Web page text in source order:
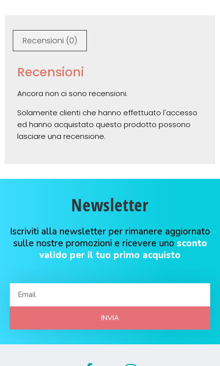
Recensioni (0)
Recensioni
Ancora non ci sono recensioni.
Solamente clienti che hanno effettuato l'accesso
ed hanno acquistato questo prodotto possono
lasciare una recensione.
Newsletter
Iscriviti alla newsletter per rimanere aggiornato
sulle nostre promozioni e ricevere uno sconto
valido per il tuo primo acquisto
INVIA